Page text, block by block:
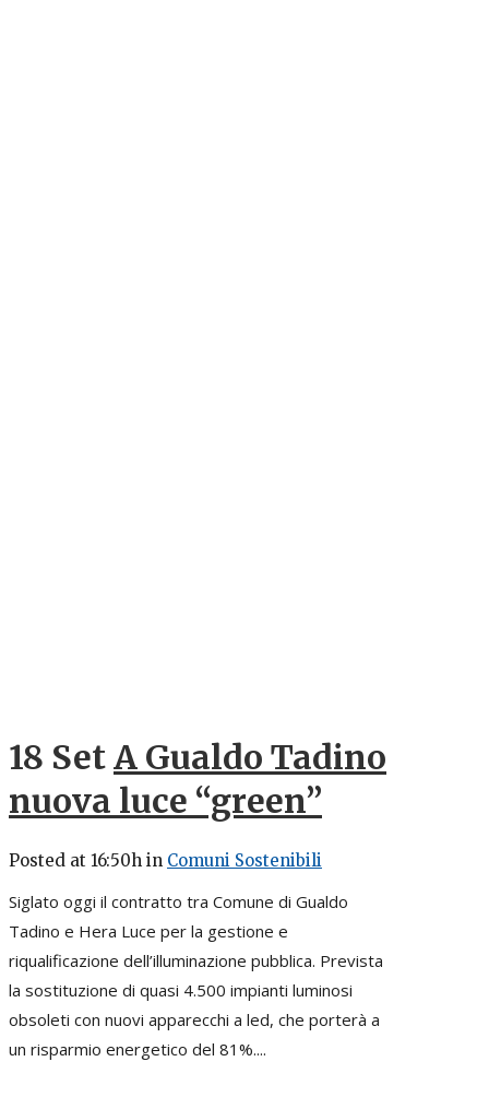
18 SetA Gualdo Tadino
nuova luce “green”
Posted at 16:50h in Comuni Sostenibili
Siglato oggi il contratto tra Comune di Gualdo
Tadino e Hera Luce per la gestione e
riqualificazione dell’illuminazione pubblica. Prevista
la sostituzione di quasi 4.500 impianti luminosi
obsoleti con nuovi apparecchi a led, che porterà a
un risparmio energetico del 81%....